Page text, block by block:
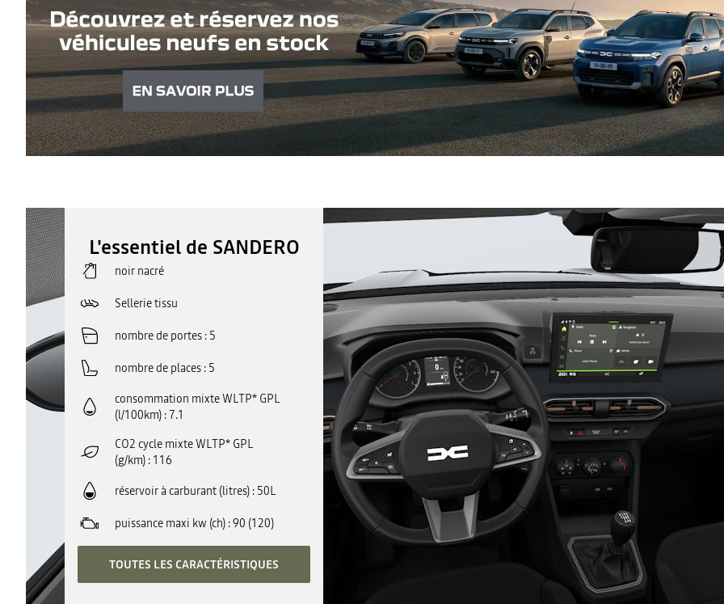
L'essentiel de SANDERO
noir nacré
Sellerie tissu
nombre de portes 5
nombre de places 5
consommation mixte WLTP* GPL
(l/100km) 7.1
CO2 cycle mixte WLTP* GPL
(g/km) 116
réservoir à carburant (litres) 50L
puissance maxi kw (ch) 90 (120)
TOUTES LES CARACTÉRISTIQUES